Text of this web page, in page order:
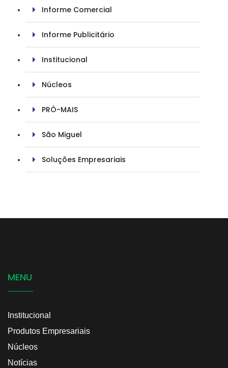
Informe Comercial
Informe Publicitário
Institucional
Núcleos
PRÓ-MAIS
São Miguel
Soluções Empresariais
MENU
Institucional
Produtos Empresariais
Núcleos
Notícias